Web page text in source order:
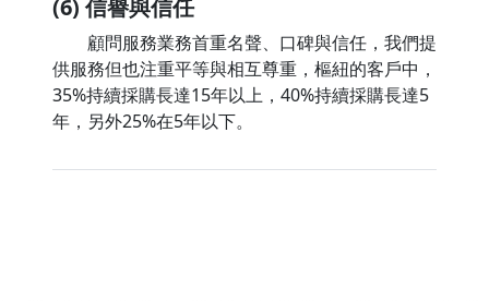
(6) 信譽與信任
顧問服務業務首重名聲、口碑與信任，我們提
供服務但也注重平等與相互尊重，樞紐的客戶中，
35%持續採購長達15年以上，40%持續採購長達5
年，另外25%在5年以下。